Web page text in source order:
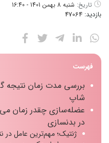
تاریخ: شنبه 8 بهمن 1401 - 16:40
بازدید: 47064
فهرست
بررسی مدت زمان نتیجه
شاپ
عضله‌‌سازی چقدر زمان
در بدنسازی
ژنتیک؛ مهم‌ترین عامل در